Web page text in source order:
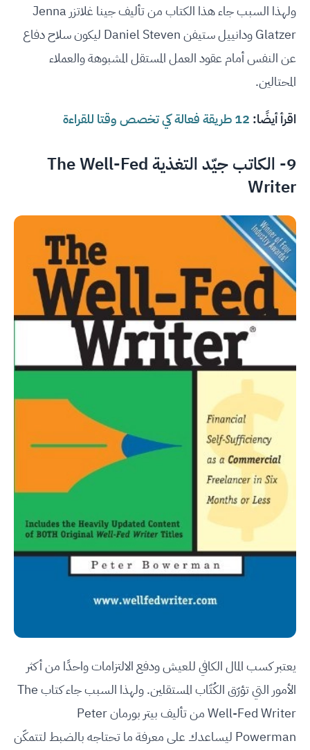
ولهذا السبب جاء هذا الكتاب من تأليف جينا غلاتزر Jenna
Glatzer ودانييل ستيفن Daniel Steven ليكون سلاح دفاع
عن النفس أمام عقود العمل المستقل المشبوهة والعملاء
المحتالين.
اقرأ أيضًا: 12 طريقة فعالة كي تخصص وقتا للقراءة
9- الكاتب جيّد التغذية The Well-Fed
Writer
يعتبر كسب المال الكافي للعيش ودفع الالتزامات واحدًا من أكثر
الأمور التي تؤرّق الكُتّاب المستقلين. ولهذا السبب جاء كتاب The
Well-Fed Writer من تأليف بيتر بورمان Peter
Powerman ليساعدك على معرفة ما تحتاجه بالضبط لتتمكّن